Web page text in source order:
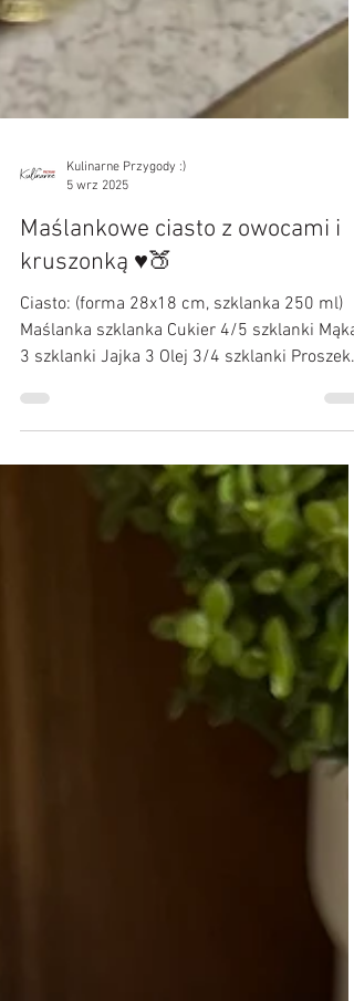
Kulinarne Przygody :)
5 wrz 2025
Maślankowe ciasto z owocami i
kruszonką ♥️🍑
Ciasto: (forma 28x18 cm, szklanka 250 ml)
3 szklanki Jajka 3 Olej 3/4 szklanki Proszek
do...